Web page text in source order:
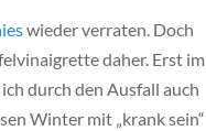
wieder verraten. Doch
daher. Erst im
durch den Ausfall auch
Winter mit „krank sein“